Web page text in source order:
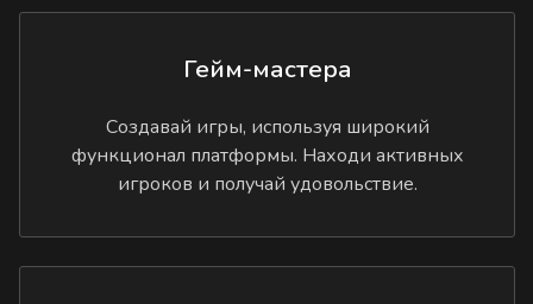
Гейм-мастера
Создавай игры, используя широкий
функционал платформы. Находи активных
игроков и получай удовольствие.